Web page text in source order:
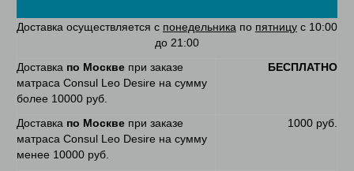
Доставка осуществляется с понедельника по пятницу с 10:00
до 21:00
Доставка по Москве при заказе
матраса Consul Leo Desire на сумму
более 10000 руб.
БЕСПЛАТНО
Доставка по Москве при заказе
матраса Consul Leo Desire на сумму
менее 10000 руб.
1000 руб.